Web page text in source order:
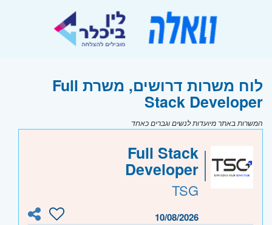
לוח משרות דרושים, משרת Full
Stack Developer
המשרות באתר מיועדות לנשים וגברים כאחד
Full Stack
Developer
TSG
10/08/2026